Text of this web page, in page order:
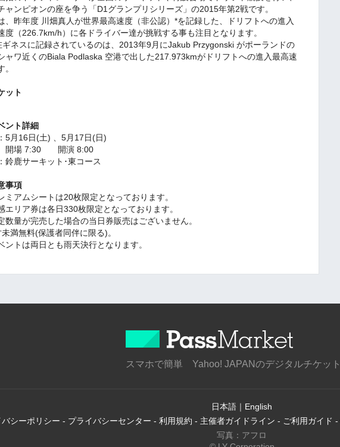
ャンピオンの座を争う「D1グランプリシリーズ」の2015年第2戦です。
、昨年度 川畑真人が世界最高速度（非公認）*を記録した、ドリフトへの進入
度（226.7km/h）に各ドライバー達が挑戦する事も注目となります。
ギネスに記録されているのは、2013年9月にJakub Przygonski がポーランドの
ャワ近くのBiala Podlaska 空港で出した217.973kmがドリフトへの進入最高速
。
ット
ント詳細
5月16日(土) 、5月17日(日)
7:30 開演 8:00
鈴鹿サーキット･東コース
事項
ミアムシートは20枚限定となっております。
エリア券は各日330枚限定となっております。
数量が完売した場合の当日券販売はございません。
満無料(保護者同伴に限る)。
ントは両日とも雨天決行となります。
スマホで簡単 Yahoo! JAPANのデジタルチケット
日本語 ｜ English
バシーポリシー - プライバシーセンター - 利用規約 - 主催者ガイドライン - ご利用ガイド -
写真：アフロ